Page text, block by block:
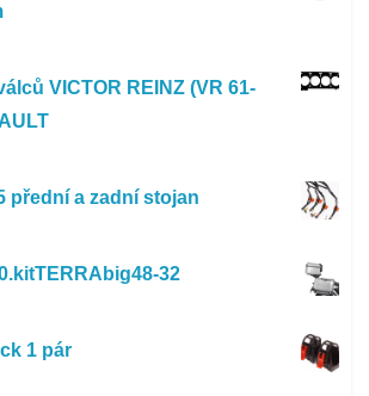
VICTOR REINZ (VR 61-
přední a zadní stojan
32
1 pár